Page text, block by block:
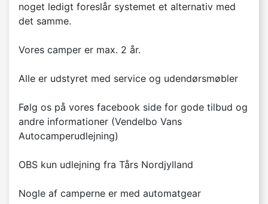
noget ledigt foreslår systemet et alternativ med
det samme.
Vores camper er max. 2 år.
Alle er udstyret med service og udendørsmøbler
Følg os på vores facebook side for gode tilbud og
andre informationer (Vendelbo Vans
Autocamperudlejning)
OBS kun udlejning fra Tårs Nordjylland
Nogle af camperne er med automatgear